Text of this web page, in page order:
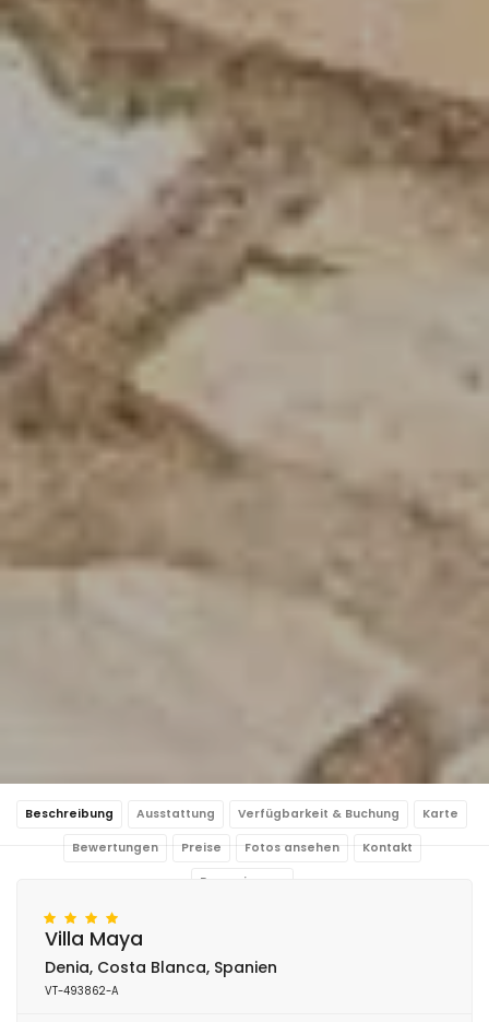
Beschreibung Ausstattung Verfügbarkeit & Buchung Karte
Bewertungen Preise Fotos ansehen Kontakt
Reservierung
Villa Maya
Denia, Costa Blanca, Spanien
VT-493862-A